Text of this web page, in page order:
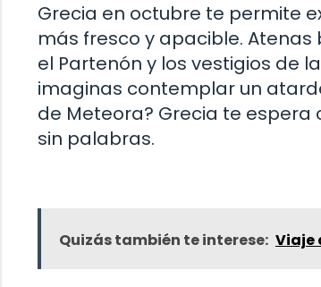
Grecia en octubre te permite
más fresco y apacible.
el Partenón y los vestigios de
imaginas contemplar un
de Meteora? Grecia te
sin palabras.
Quizás también te interese: Viaje